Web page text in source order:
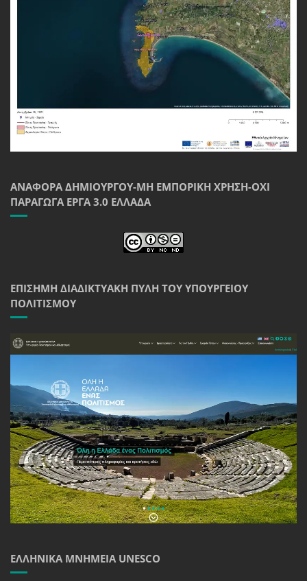
ΑΝΑΦΟΡΆ ΔΗΜΙΟΥΡΓΟΎ-ΜΗ ΕΜΠΟΡΙΚΉ ΧΡΉΣΗ-ΌΧΙ
ΠΑΡΆΓΩΓΑ ΈΡΓΑ 3.0 ΕΛΛΆΔΑ
ΕΠΊΣΗΜΗ ΔΙΑΔΙΚΤΥΑΚΉ ΠΎΛΗ ΤΟΥ ΥΠΟΥΡΓΕΊΟΥ
ΠΟΛΙΤΙΣΜΟΎ
ΕΛΛΗΝΙΚΆ ΜΝΗΜΕΊΑ UNESCO